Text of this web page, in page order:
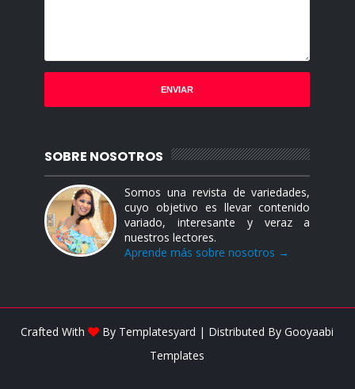
SOBRE NOSOTROS
Somos una revista de variedades,
cuyo objetivo es llevar contenido
variado, interesante y veraz a
nuestros lectores.
Aprende más sobre nosotros →
Crafted With By Templatesyard | Distributed ByGooyaabi
Templates